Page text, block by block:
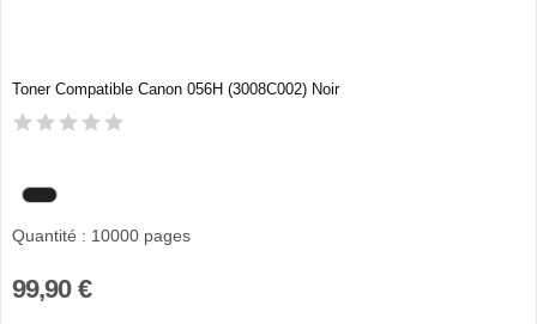
Toner Compatible Canon 056H (3008C002) Noir
Quantité : 10000 pages
99,90 €